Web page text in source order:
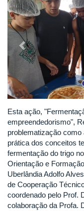
Esta ação,
empreendedorismo",
problematização como
prática dos conceitos
fermentação do trigo
Orientação e
Uberlândia Adolfo
de Cooperação
coordenado pelo Prof.
colaboração da Profa.